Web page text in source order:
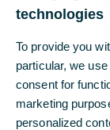
der
technologies
To provide you
particular, we
consent for
marketing
personalized
technologies
To provide you
particular, we
consent for
marketing
personalized